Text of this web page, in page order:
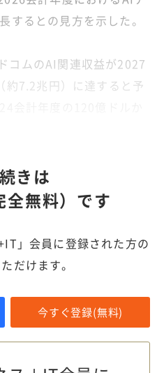
するとの見方を示した。
コムのAI関連収益が2027
約7.2兆円）に達すると予
きは
全無料）です
」会員に登録された方の
だけます。
今すぐ登録(無料)